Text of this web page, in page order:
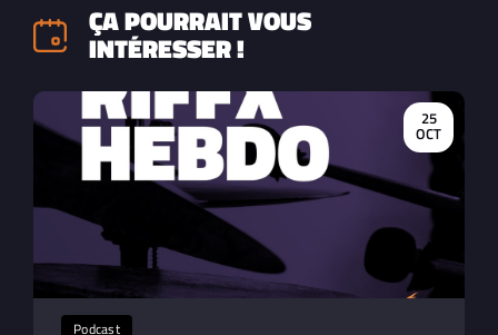
ÇA POURRAIT VOUS
INTÉRESSER !
25
OCT
Podcast